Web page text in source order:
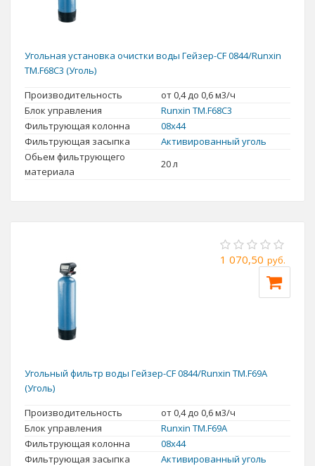
Угольная установка очистки воды Гейзер-CF 0844/Runxin
TM.F68C3 (Уголь)
Производительность
от 0,4 до 0,6 м3/ч
Блок управления
Runxin TM.F68С3
Фильтрующая колонна
08x44
Фильтрующая засыпка
Активированный уголь
Обьем фильтрующего
материала
20 л
1 070,50 руб.
Угольный фильтр воды Гейзер-CF 0844/Runxin TM.F69A
(Уголь)
Производительность
от 0,4 до 0,6 м3/ч
Блок управления
Runxin TM.F69A
Фильтрующая колонна
08x44
Фильтрующая засыпка
Активированный уголь